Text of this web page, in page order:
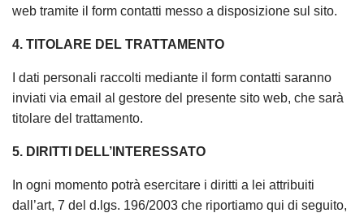
web tramite il form contatti messo a disposizione sul sito.
4. TITOLARE DEL TRATTAMENTO
I dati personali raccolti mediante il form contatti saranno
inviati via email al gestore del presente sito web, che sarà
titolare del trattamento.
5. DIRITTI DELL’INTERESSATO
In ogni momento potrà esercitare i diritti a lei attribuiti
dall’art, 7 del d.lgs. 196/2003 che riportiamo qui di seguito,